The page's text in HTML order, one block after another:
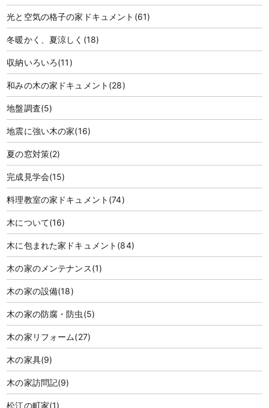
光と空気の格子の家ドキュメント (61)
冬暖かく、夏涼しく (18)
収納いろいろ(11)
和みの木の家ドキュメント (28)
地盤調査(5)
地震に強い木の家(16)
夏の窓対策(2)
完成見学会(15)
料理教室の家ドキュメント (74)
木について(16)
木に包まれた家ドキュメント (84)
木の家のメンテナンス(1)
木の家の設備(18)
木の家の防腐・防虫 (5)
木の家リフォーム(27)
木の家具(9)
木の家訪問記(9)
松江の町家(1)